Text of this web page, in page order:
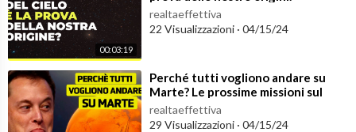
00:03:19
realtaeffettiva
22 Visualizzazioni · 04/15/24
⁣Perché tutti vogliono andare su
Marte? Le prossime missioni sul
pianeta rosso
realtaeffettiva
29 Visualizzazioni · 04/15/24